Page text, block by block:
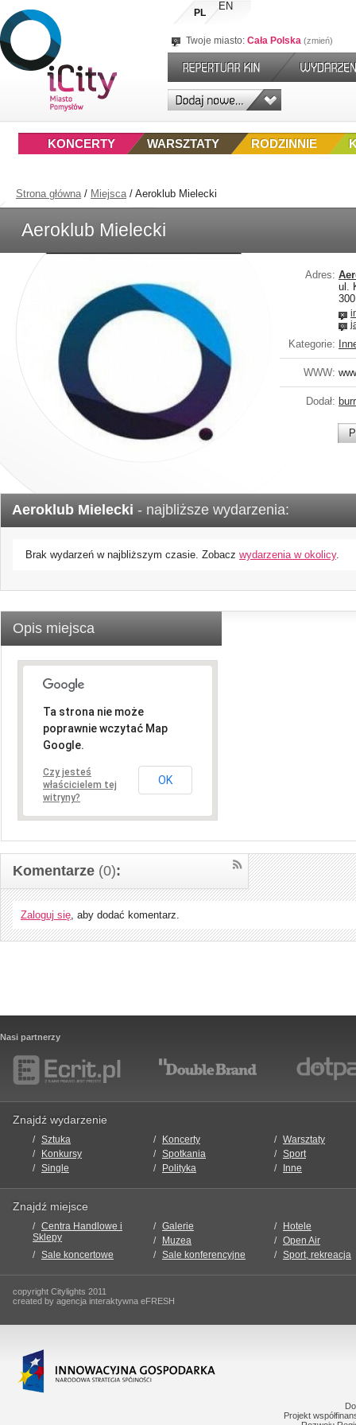
PL
EN
Twoje miasto: Cała Polska zmień
RODZINNIE
WARSZTATY
KONCERTY
Strona główna/ Miejsca/ Aeroklub Mielecki
Aeroklub Mielecki
Adres:
ul.
Kategorie:
WWW:
Dodał:
Aeroklub Mielecki - najbliższe wydarzenia:
Brak wydarzeń w najbliższym czasie. Zobacz wydarzenia w okolicy.
Opis miejsca
Ta strona nie może
poprawnie wczytać Map
Google.
Czy jesteś
właścicielem tej
witryny?
OK
Komentarze (0):
Zaloguj się, aby dodać komentarz.
Nasi partnerzy
Znajdź wydarzenie
Sztuka Koncerty
Warsztaty
Konkursy
Spotkania
Sport
Single
Polityka Inne
Znajdź miejsce
Centra Handlowe i
Sklepy
Galerie
Hotele
Muzea
Open Air
Sale koncertowe
Sale konferencyjne Sport, rekreacja
copyright Citylights 2011
created by agencja interaktywna eFRESH
Projekt